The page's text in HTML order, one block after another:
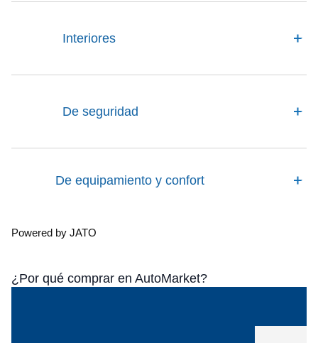
Interiores
De seguridad
De equipamiento y confort
Powered by JATO
¿Por qué comprar en AutoMarket?